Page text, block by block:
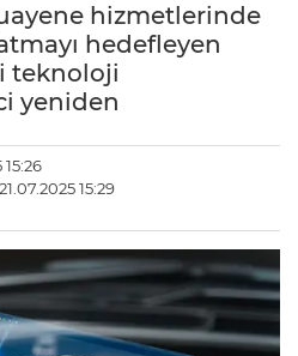
hizmetlerinde
hedefleyen
teknoloji
yeniden
15:29